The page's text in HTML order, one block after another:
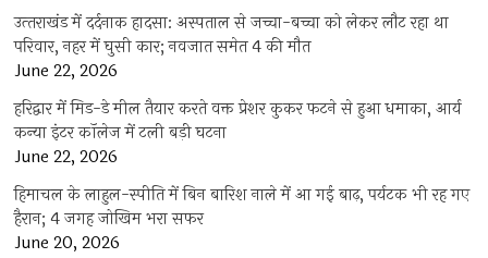
उत्‍तराखंड में दर्दनाक हादसा: अस्पताल से जच्चा-बच्चा को लेकर लौट रहा था
परिवार, नहर में घुसी कार; नवजात समेत 4 की मौत
June 22, 2026
हरिद्वार में मिड-डे मील तैयार करते वक्त प्रेशर कुकर फटने से हुआ धमाका, आर्य
कन्या इंटर कॉलेज में टली बड़ी घटना
June 22, 2026
हिमाचल के लाहुल-स्पीति में बिन बारिश नाले में आ गई बाढ़, पर्यटक भी रह गए
हैरान; 4 जगह जोखिम भरा सफर
June 20, 2026